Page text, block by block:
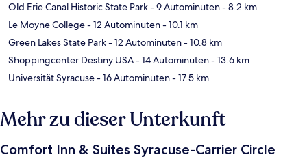
Old Erie Canal Historic State Park- 9 Autominuten- 8.2 km
Le Moyne College- 12 Autominuten- 10.1 km
Green Lakes State Park- 12 Autominuten- 10.8 km
Shoppingcenter Destiny USA- 14 Autominuten- 13.6 km
Universität Syracuse- 16 Autominuten- 17.5 km
Mehr zu dieser Unterkunft
Comfort Inn & Suites Syracuse-Carrier Circle